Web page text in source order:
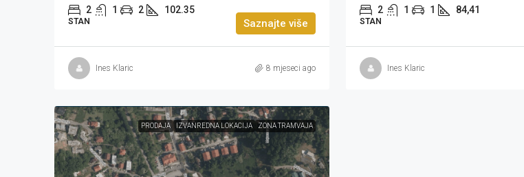
2 1 2 102.35
STAN Saznajte više
Ines Klaric 8 mjeseci ago
2 1 1 84,41
STAN
Ines Klaric
PRODAJA IZVANREDNA LOKACIJA ZONA TRAMVAJA